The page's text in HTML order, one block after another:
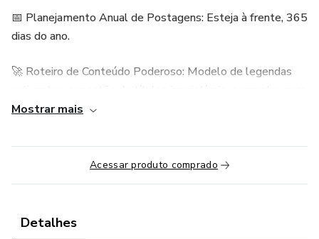
📅 Planejamento Anual de Postagens: Esteja à frente, 365
dias do ano.
🚀 Roteiro de Conteúdo Poderoso: Modelo de legendas
stories, bem como hashtags estratégicas para suas redes
🎁 Bônus Exclusivos ao Adquirir o Pacote:
criação visual.
Mostrar mais
Acessar produto comprado
Detalhes